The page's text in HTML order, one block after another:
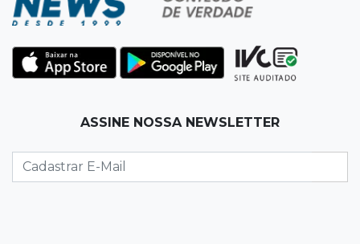
12:43Esporte Equestre
amazona de MS quer chegar ao Texas
Empresário investigado em 2023 volta a ser
ASSINE NOSSA NEWSLETTER